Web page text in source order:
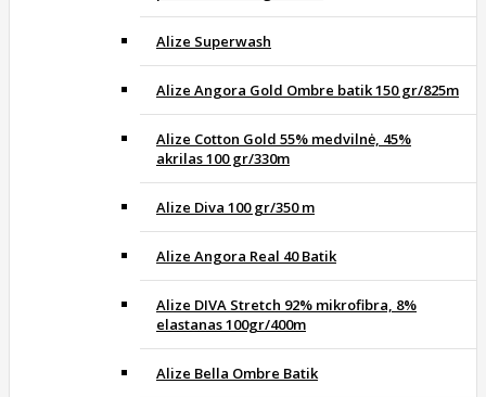
Alize Superwash
Alize Angora Gold Ombre batik 150 gr/825m
Alize Cotton Gold 55% medvilnė, 45%
akrilas 100 gr/330m
Alize Diva 100 gr/350 m
Alize Angora Real 40 Batik
Alize DIVA Stretch 92% mikrofibra, 8%
elastanas 100gr/400m
Alize Bella Ombre Batik